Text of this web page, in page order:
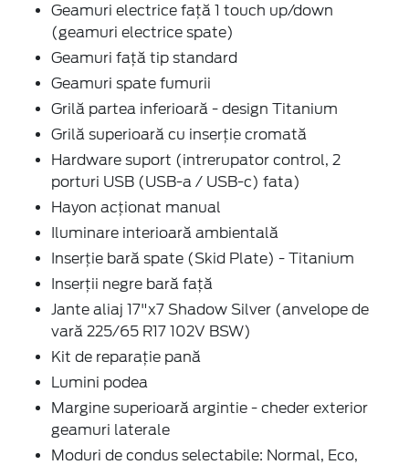
Geamuri electrice față 1 touch up/down
(geamuri electrice spate)
Geamuri față tip standard
Geamuri spate fumurii
Grilă partea inferioară - design Titanium
Grilă superioară cu inserție cromată
Hardware suport (intrerupator control, 2
porturi USB (USB-a / USB-c) fata)
Hayon acționat manual
Iluminare interioară ambientală
Inserție bară spate (Skid Plate) - Titanium
Inserții negre bară față
Jante aliaj 17"x7 Shadow Silver (anvelope de
vară 225/65 R17 102V BSW)
Kit de reparație pană
Lumini podea
Margine superioară argintie - cheder exterior
geamuri laterale
Moduri de condus selectabile: Normal, Eco,